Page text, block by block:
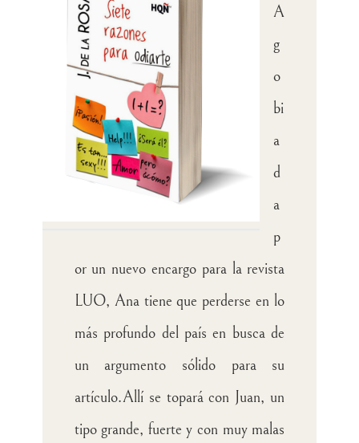
A
g
o
bi
a
d
a
p
or un nuevo encargo para la revista
LUO, Ana tiene que perderse en lo
más profundo del país en busca de
un argumento sólido para su
artículo.Allí se topará con Juan, un
tipo grande, fuerte y con muy malas